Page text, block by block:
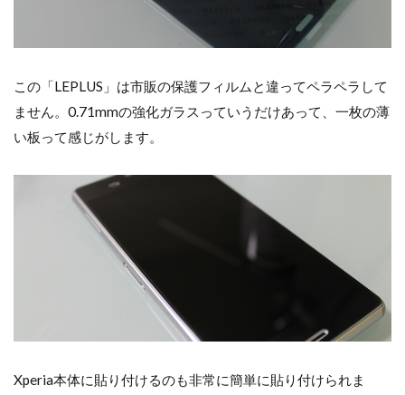
この「LEPLUS」は市販の保護フィルムと違ってペラペラして
ません。0.71mmの強化ガラスっていうだけあって、一枚の薄
い板って感じがします。
Xperia本体に貼り付けるのも非常に簡単に貼り付けられま